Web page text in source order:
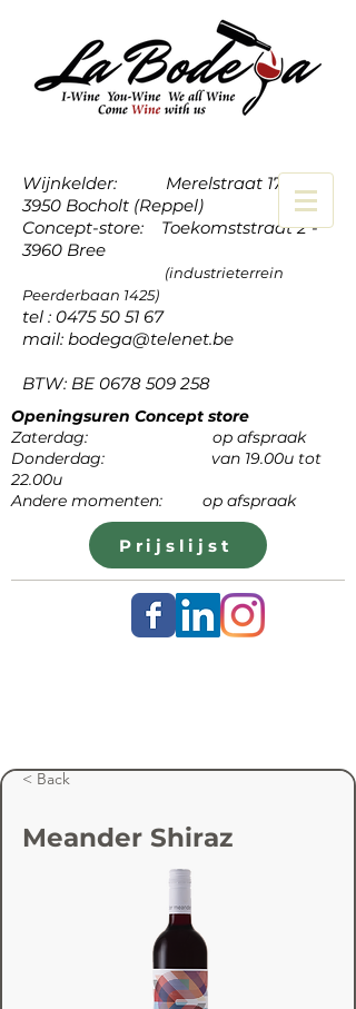
Wijnkelder: Merelstraat 17a -
3950 Bocholt (Reppel)
Concept-store: Toekomststraat 2 -
3960 Bree
(industrieterrein
Peerderbaan 1425)
tel : 0475 50 51 67
mail: bodega@telenet.be
BTW: BE 0678 509 258
Openingsuren Concept store
Zaterdag: op afspraak
Donderdag: van 19.00u tot
22.00u
Andere momenten: op afspraak
Prijslijst
< Back
Meander Shiraz